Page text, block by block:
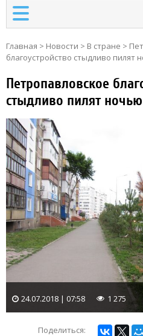
Главная > Новости > В стране >
благоустройство стыдливо пилят
Петропавловское
стыдливо пилят ночью
24.07.2018 | 07:58 1 275
Поделиться: